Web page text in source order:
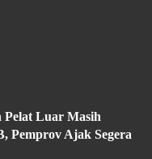
Pelat Luar Masih
Pemprov Ajak Segera